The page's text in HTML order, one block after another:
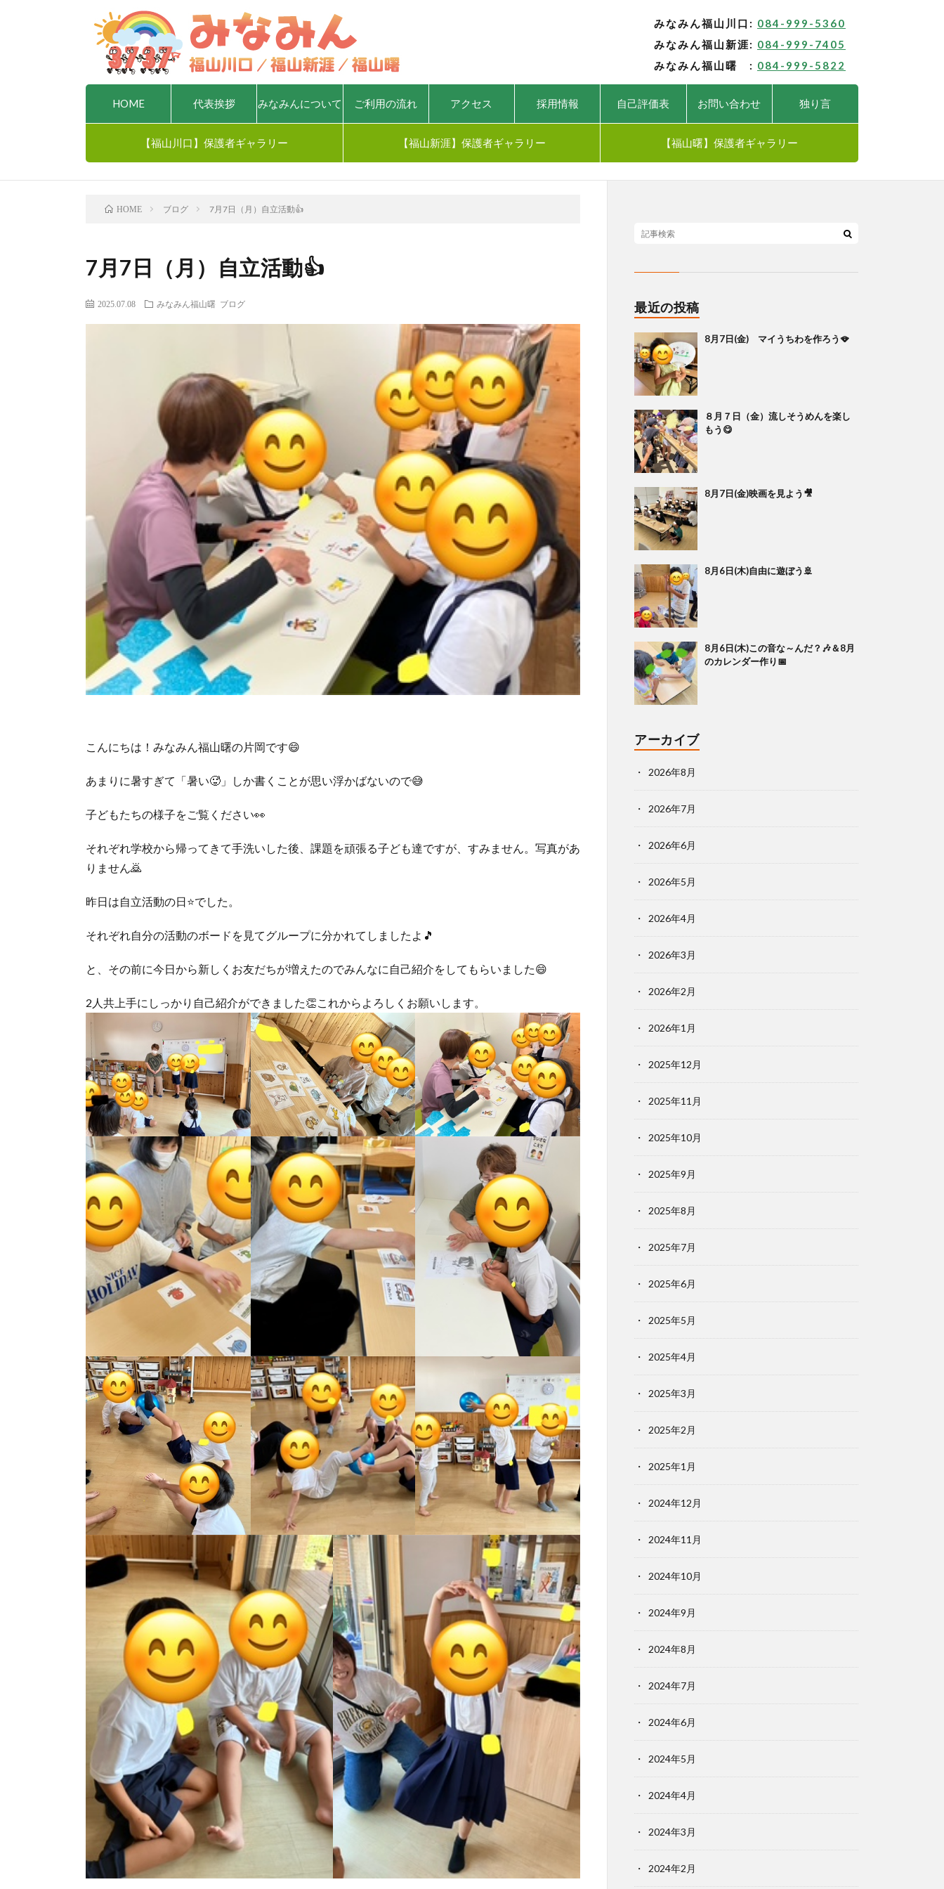
みなみん福山川口: 084-999-5360
みなみん福山新涯: 084-999-7405
みなみん福山曙 : 084-999-5822
HOME 代表挨拶 みなみんについて ご利用の流れ アクセス 採用情報 自己評価表 お問い合わせ 独り言
【福山川口】保護者ギャラリー 【福山新涯】保護者ギャラリー 【福山曙】保護者ギャラリー
HOME ブログ 7月7日（月）自立活動👍
7月7日（月）自立活動👍
2025.07.08 みなみん福山曙 ブログ
こんにちは！みなみん福山曙の片岡です😄
あまりに暑すぎて「暑い🥵」しか書くことが思い浮かばないので😅
子どもたちの様子をご覧ください👀
それぞれ学校から帰ってきて手洗いした後、課題を頑張る子ども達ですが、すみません。写真があ
りません🙇
昨日は自立活動の日⭐でした。
それぞれ自分の活動のボードを見てグループに分かれてしましたよ🎵
と、その前に今日から新しくお友だちが増えたのでみんなに自己紹介をしてもらいました😄
2人共上手にしっかり自己紹介ができました👏これからよろしくお願いします。
最近の投稿
8月7日(金) マイうちわを作ろう🪭
８月７日（金）流しそうめんを楽し
もう😋
8月7日(金)映画を見よう🎥
8月6日(木)自由に遊ぼう🚢
8月6日(木)この音な～んだ？🎶＆8月
のカレンダー作り📅
アーカイブ
2026年8月
2026年7月
2026年6月
2026年5月
2026年4月
2026年3月
2026年2月
2026年1月
2025年12月
2025年11月
2025年10月
2025年9月
2025年8月
2025年7月
2025年6月
2025年5月
2025年4月
2025年3月
2025年2月
2025年1月
2024年12月
2024年11月
2024年10月
2024年9月
2024年8月
2024年7月
2024年6月
2024年5月
2024年4月
2024年3月
2024年2月